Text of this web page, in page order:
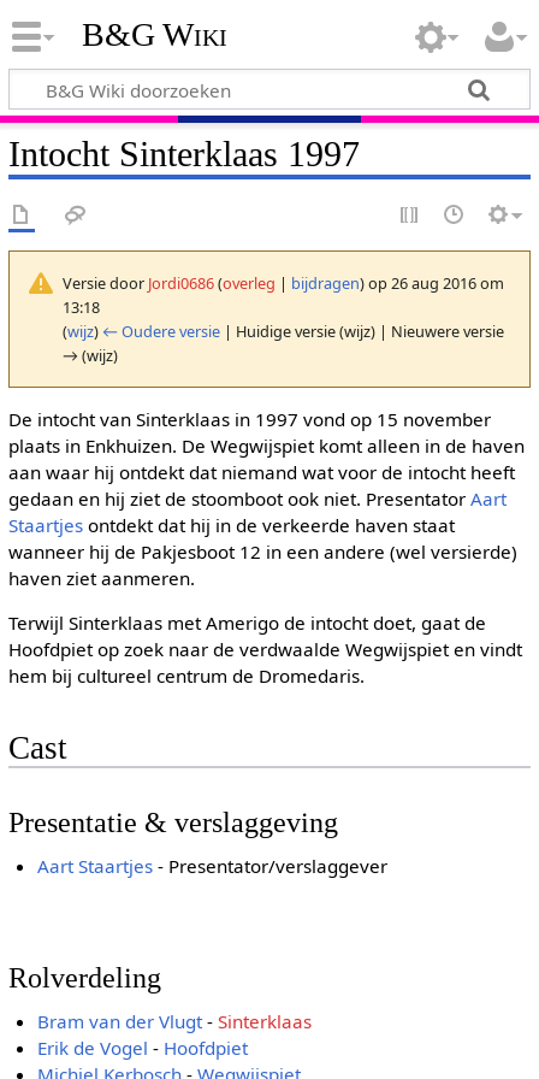
B&G Wiki
Intocht Sinterklaas 1997
Versie door Jordi0686(overleg | bijdragen)op 26 aug 2016 om
13:18
(wijz) ← Oudere versie| Huidige versie (wijz) | Nieuwere versie
→ (wijz)
De intocht van Sinterklaas in 1997 vond op 15 november
plaats in Enkhuizen. De Wegwijspiet komt alleen in de haven
aan waar hij ontdekt dat niemand wat voor de intocht heeft
gedaan en hij ziet de stoomboot ook niet. Presentator Aart
Staartjesontdekt dat hij in de verkeerde haven staat
wanneer hij de Pakjesboot 12 in een andere (wel versierde)
haven ziet aanmeren.
Terwijl Sinterklaas met Amerigo de intocht doet, gaat de
Hoofdpiet op zoek naar de verdwaalde Wegwijspiet en vindt
hem bij cultureel centrum de Dromedaris.
Cast
Presentatie & verslaggeving
Aart Staartjes - Presentator/verslaggever
Rolverdeling
Bram van der Vlugt -Sinterklaas
Erik de Vogel - Hoofdpiet
Michiel Kerbosch -Wegwijspiet